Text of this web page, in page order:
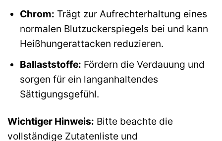
Chrom: Trägt zur Aufrechterhaltung eines
normalen Blutzuckerspiegels bei und kann
Heißhungerattacken reduzieren.
Ballaststoffe: Fördern die Verdauung und
sorgen für ein langanhaltendes
Sättigungsgefühl.
Wichtiger Hinweis: Bitte beachte die
vollständige Zutatenliste und